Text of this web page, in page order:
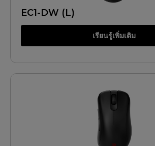
EC1-DW (L)
เรียนรู้เพิ่มเติม